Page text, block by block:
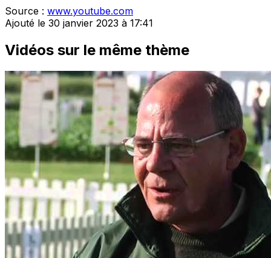
Source : www.youtube.com
Ajouté le 30 janvier 2023 à 17:41
Vidéos sur le même thème